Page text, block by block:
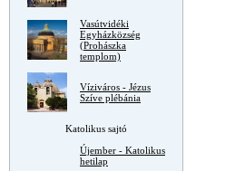
Vasútvidéki
Egyházközség
(Prohászka
templom)
Víziváros - Jézus
Szíve plébánia
Katolikus sajtó
Újember - Katolikus
hetilap